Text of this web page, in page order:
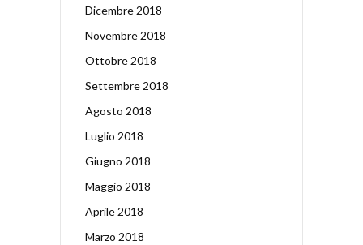
Dicembre 2018
Novembre 2018
Ottobre 2018
Settembre 2018
Agosto 2018
Luglio 2018
Giugno 2018
Maggio 2018
Aprile 2018
Marzo 2018